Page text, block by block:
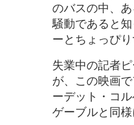
のバスの中、
騒動であると
ーとちょっぴ
失業中の記者
が、この映画
ーデット・コ
ゲーブルと同